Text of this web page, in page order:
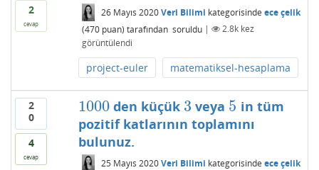
2
cevap
26 Mayıs 2020 Veri Bilimi kategorisinde ece çelik
(470puan) tarafından soruldu | 2.8kkez
görüntülendi
project-euler matematiksel-hesaplama
2
0
4
cevap
1000
1000den küçük 3
3 veya 5
5 in tüm
pozitif katlarının toplamını
bulunuz.
25 Mayıs 2020 Veri Bilimi kategorisinde ece çelik